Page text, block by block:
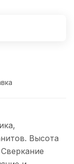
Высота